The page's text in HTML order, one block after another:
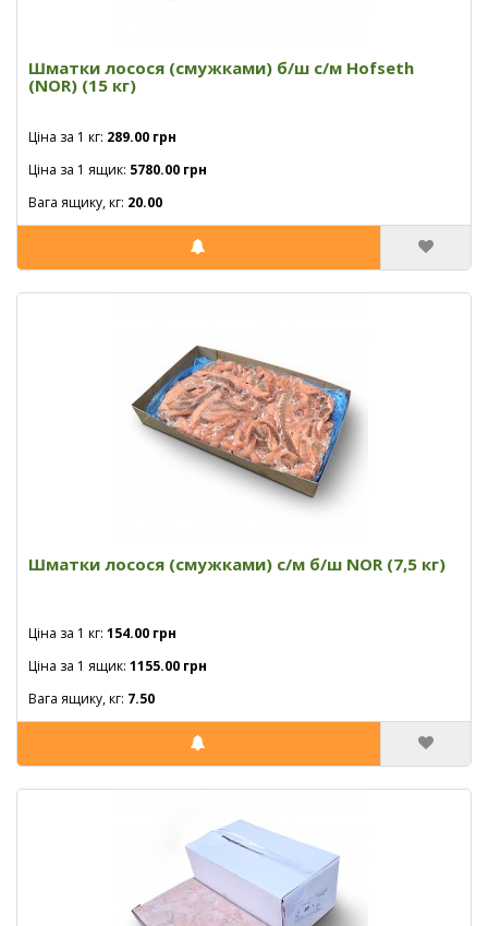
Шматки лосося (смужками) б/ш с/м Hofseth
(NOR) (15 кг)
Ціна за 1 кг: 289.00 грн
Ціна за 1 ящик: 5780.00 грн
Вага ящику, кг: 20.00
Шматки лосося (смужками) с/м б/ш NOR (7,5 кг)
Ціна за 1 кг: 154.00 грн
Ціна за 1 ящик: 1155.00 грн
Вага ящику, кг: 7.50